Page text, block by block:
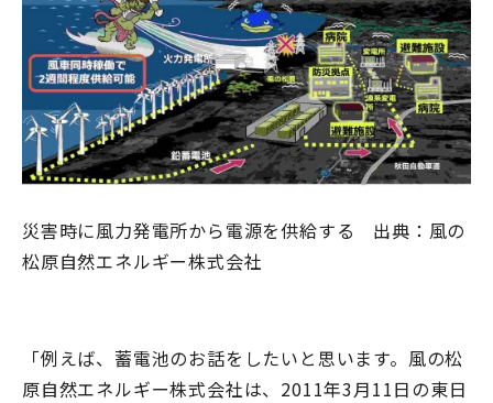
災害時に風力発電所から電源を供給する 出典：風の
松原自然エネルギー株式会社
「例えば、蓄電池のお話をしたいと思います。風の松
原自然エネルギー株式会社は、2011年3月11日の東日